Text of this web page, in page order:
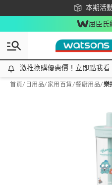
本期活
下載app
屈臣氏
激推換購優惠價！立即點我看
激推換購優惠價！立即點我看
首頁/ 日用品/ 家用百貨/餐廚用品/樂